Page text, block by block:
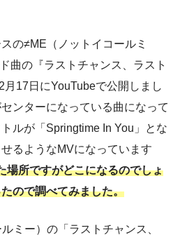
の≠ME（ノットイコールミ
曲の『ラストチャンス、ラスト
17日にYouTubeで公開しまし
ンターになっている曲になって
ルが「Springtime In You」とな
るようなMVになっています
場所ですがどこになるのでしょ
ので調べてみました。
ミー）の「ラストチャンス、